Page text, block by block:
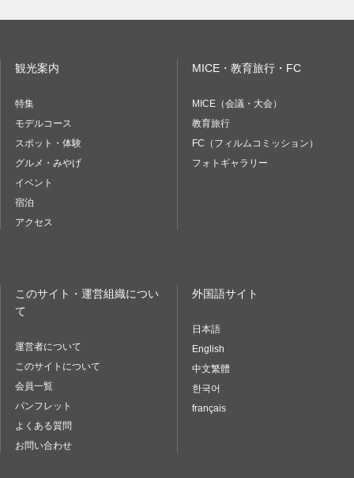
観光案内
特集
モデルコース
スポット・体験
グルメ・みやげ
イベント
宿泊
アクセス
MICE・教育旅行・FC
MICE（会議・大会）
教育旅行
FC（フィルムコミッション）
フォトギャラリー
このサイト・運営組織につい
て
運営者について
このサイトについて
会員一覧
パンフレット
よくある質問
お問い合わせ
外国語サイト
日本語
English
中文繁體
한국어
français